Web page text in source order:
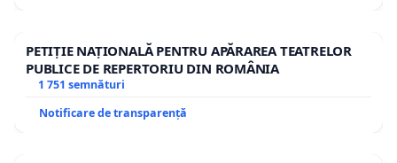
PETIȚIE NAȚIONALĂ PENTRU APĂRAREA TEATRELOR
PUBLICE DE REPERTORIU DIN ROMÂNIA
1 751 semnături
Notificare de transparență